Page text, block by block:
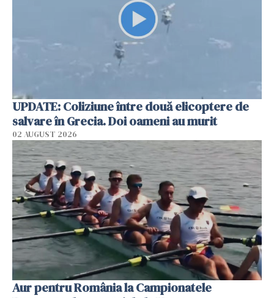
UPDATE: Coliziune între două elicoptere de
salvare în Grecia. Doi oameni au murit
02 AUGUST 2026
Aur pentru România la Campionatele